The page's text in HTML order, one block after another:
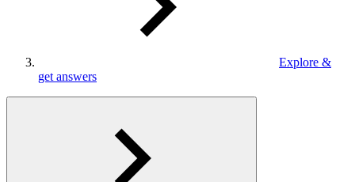
Explore &
get answers